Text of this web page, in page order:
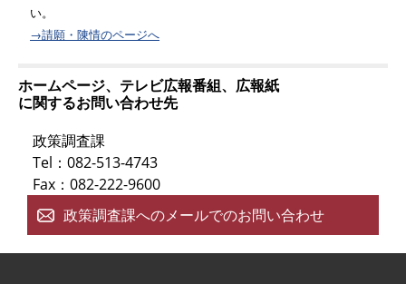
い。
→請願・陳情のページへ
ホームページ、テレビ広報番組、広報紙
に関するお問い合わせ先
政策調査課
Tel：082-513-4743
Fax：082-222-9600
政策調査課へのメールでのお問い合わせ